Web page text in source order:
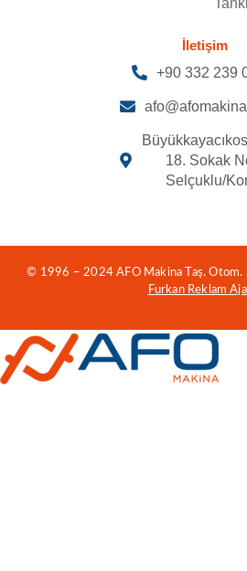
İletişim
+90 332 239
18. Sokak
Selçuklu/
© 1996 – 2024 AFO Makina Taş. Otom.
Furkan Reklam